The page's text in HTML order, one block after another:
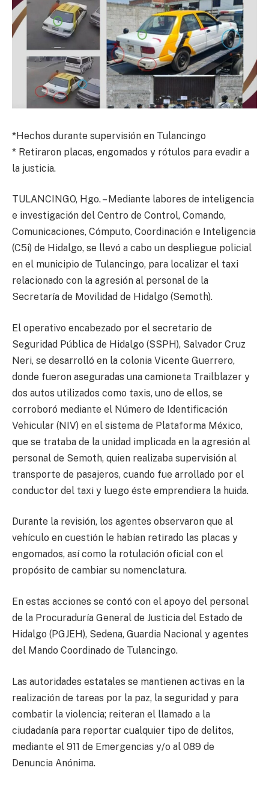
*Hechos durante supervisión en Tulancingo
* Retiraron placas, engomados y rótulos para evadir a
la justicia.
TULANCINGO, Hgo. – Mediante labores de inteligencia
e investigación del Centro de Control, Comando,
Comunicaciones, Cómputo, Coordinación e Inteligencia
(C5i) de Hidalgo, se llevó a cabo un despliegue policial
en el municipio de Tulancingo, para localizar el taxi
relacionado con la agresión al personal de la
Secretaría de Movilidad de Hidalgo (Semoth).
El operativo encabezado por el secretario de
Seguridad Pública de Hidalgo (SSPH), Salvador Cruz
Neri, se desarrolló en la colonia Vicente Guerrero,
donde fueron aseguradas una camioneta Trailblazer y
dos autos utilizados como taxis, uno de ellos, se
corroboró mediante el Número de Identificación
Vehicular (NIV) en el sistema de Plataforma México,
que se trataba de la unidad implicada en la agresión al
personal de Semoth, quien realizaba supervisión al
transporte de pasajeros, cuando fue arrollado por el
conductor del taxi y luego éste emprendiera la huida.
Durante la revisión, los agentes observaron que al
vehículo en cuestión le habían retirado las placas y
engomados, así como la rotulación oficial con el
propósito de cambiar su nomenclatura.
En estas acciones se contó con el apoyo del personal
de la Procuraduría General de Justicia del Estado de
Hidalgo (PGJEH), Sedena, Guardia Nacional y agentes
del Mando Coordinado de Tulancingo.
Las autoridades estatales se mantienen activas en la
realización de tareas por la paz, la seguridad y para
combatir la violencia; reiteran el llamado a la
ciudadanía para reportar cualquier tipo de delitos,
mediante el 911 de Emergencias y/o al 089 de
Denuncia Anónima.